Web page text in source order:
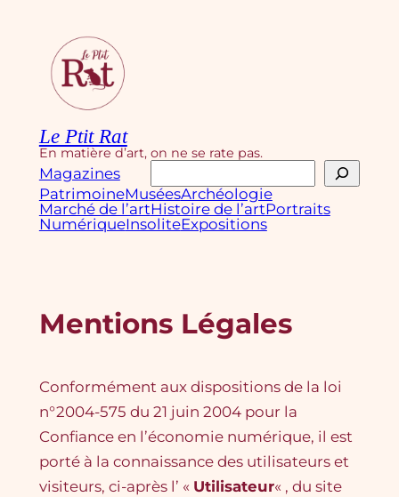
contenu
Le Ptit Rat
En matière d’art, on ne se rate pas.
Magazines
Rechercher
PatrimoineMuséesArchéologie
Marché de l’artHistoire de l’artPortraits
NumériqueInsoliteExpositions
Mentions Légales
Conformément aux dispositions de la loi
n°2004-575 du 21 juin 2004 pour la
Confiance en l’économie numérique, il est
porté à la connaissance des utilisateurs et
visiteurs, ci-après l’ « Utilisateur« , du site